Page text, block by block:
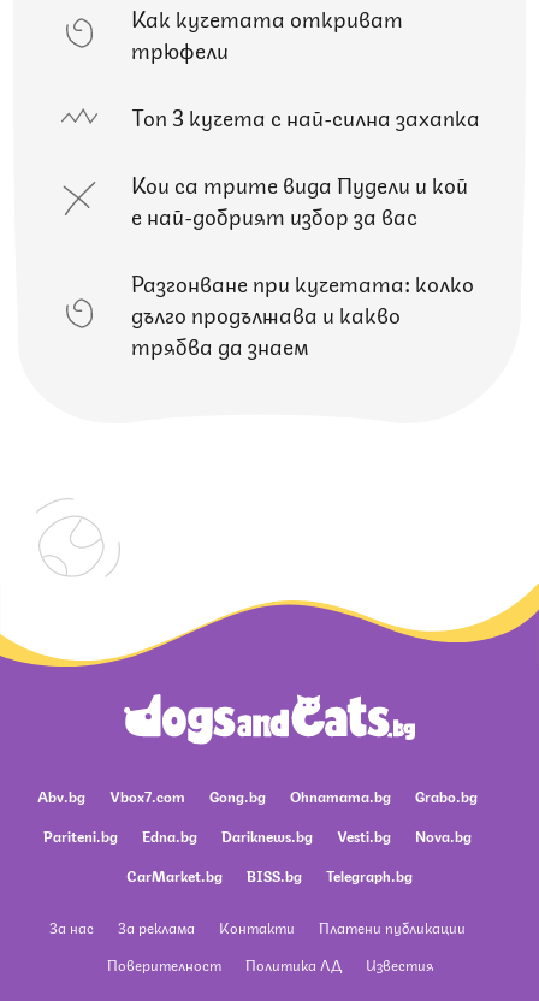
Как кучетата откриват
трюфели
Топ 3 кучета с най-силна захапка
Кои са трите вида Пудели и кой
е най-добрият избор за вас
Разгонване при кучетата: колко
дълго продължава и какво
трябва да знаем
Abv.bg Vbox7.com Gong.bg Ohnamama.bg
Grabo.bg
Pariteni.bg
Edna.bg Dariknews.bg Vesti.bg
Nova.bg
CarMarket.bg
BISS.bg Telegraph.bg
За нас За реклама Контакти
Платени публикации
Поверителност
Политика ЛД Известия